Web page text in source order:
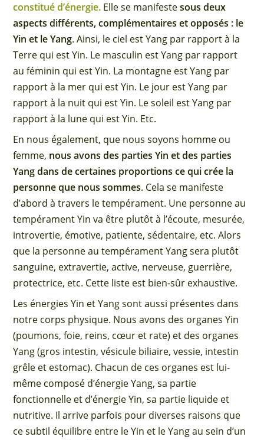
constitué d’énergie. Elle se manifestesous deux
aspects différents, complémentaires et opposés : le
Yin et le Yang. Ainsi, le ciel est Yang par rapport à la
Terre qui est Yin. Le masculin est Yang par rapport
au féminin qui est Yin. La montagne est Yang par
rapport à la mer qui est Yin. Le jour est Yang par
rapport à la nuit qui est Yin. Le soleil est Yang par
rapport à la lune qui est Yin. Etc.
En nous également, que nous soyons homme ou
femme, nous avons des parties Yin et des parties
Yang dans de certaines proportions ce qui crée la
personne que nous sommes. Cela se manifeste
d’abord à travers le tempérament. Une personne au
tempérament Yin va être plutôt à l’écoute, mesurée,
introvertie, émotive, patiente, sédentaire, etc. Alors
que la personne au tempérament Yang sera plutôt
sanguine, extravertie, active, nerveuse, guerrière,
protectrice, etc. Cette liste est bien-sûr exhaustive.
Les énergies Yin et Yang sont aussi présentes dans
notre corps physique. Nous avons des organes Yin
(poumons, foie, reins, cœur et rate) et des organes
Yang (gros intestin, vésicule biliaire, vessie, intestin
grêle et estomac). Chacun de ces organes est lui-
même composé d’énergie Yang, sa partie
fonctionnelle et d’énergie Yin, sa partie liquide et
nutritive. Il arrive parfois pour diverses raisons que
ce subtil équilibre entre le Yin et le Yang au sein d’un